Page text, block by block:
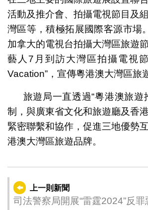
活動及推介會、拍攝電視節目及
灣區等，積極拓展國際客源市場
加拿大的電視台拍攝大灣區旅遊
藝人7月到訪大灣區拍攝電視
Vacation”，宣傳粵港澳大灣區旅
旅遊局一直透過“粵港澳旅遊
制，與廣東省文化和旅遊廳及香
緊密聯繫和協作，促進三地優勢
港澳大灣區旅遊品牌。
上一則新聞
司法警察局開展“雷霆2024”反